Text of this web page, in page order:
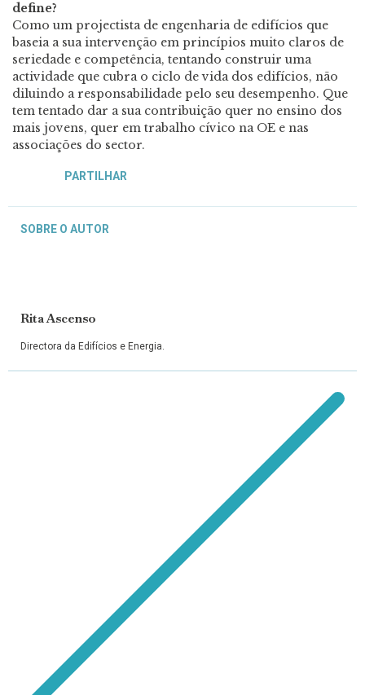
define?
Como um projectista de engenharia de edifícios que
baseia a sua intervenção em princípios muito claros de
seriedade e competência, tentando construir uma
actividade que cubra o ciclo de vida dos edifícios, não
diluindo a responsabilidade pelo seu desempenho. Que
tem tentado dar a sua contribuição quer no ensino dos
mais jovens, quer em trabalho cívico na OE e nas
associações do sector.
PARTILHAR
SOBRE O AUTOR
Rita Ascenso
Directora da Edifícios e Energia.